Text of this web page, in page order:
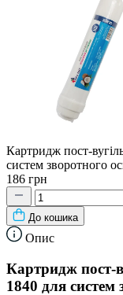
Картридж пост-
систем зворотного
186 грн
До кошика
Опис
Картридж пост-
1840 для систем